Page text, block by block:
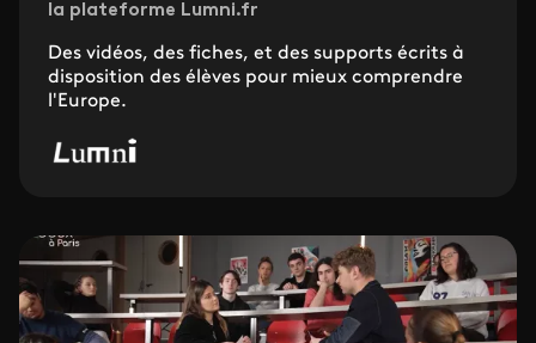
la plateforme Lumni.fr
Des vidéos, des fiches, et des supports écrits à
disposition des élèves pour mieux comprendre
l'Europe.